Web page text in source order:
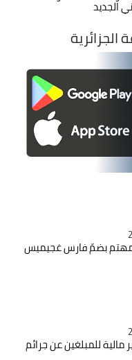
بضمّ فارس غجيميس
للمبلغين عن جرائم